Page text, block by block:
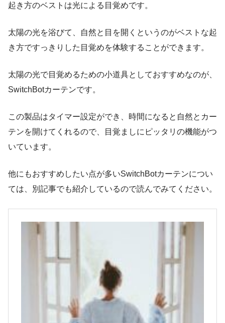
起き方のベストは光による目覚めです。
太陽の光を浴びて、自然と目を開くというのがベストな起
き方ですっきりした目覚めを体験することができます。
太陽の光で目覚めるための小道具としておすすめなのが、
SwitchBotカーテンです。
この製品はタイマー設定ができ、時間になると自然とカー
テンを開けてくれるので、目覚ましにピッタリの機能がつ
いています。
他にもおすすめしたい点が多いSwitchBotカーテンについ
ては、別記事でも紹介しているので読んでみてください。